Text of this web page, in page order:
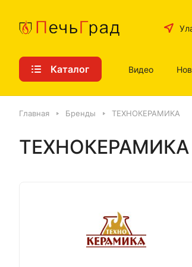
Каталог Видео
Главная Бренды ТЕХНОКЕРАМИКА
ТЕХНОКЕРАМИКА